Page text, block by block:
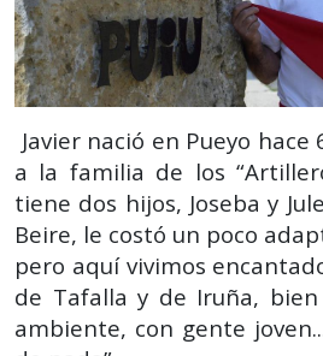
Javier nació en Pueyo
a la familia de los
tiene dos hijos, Joseba y
Beire, le costó un poco
pero aquí vivimos
de Tafalla y de Iruña, bien
ambiente, con gente